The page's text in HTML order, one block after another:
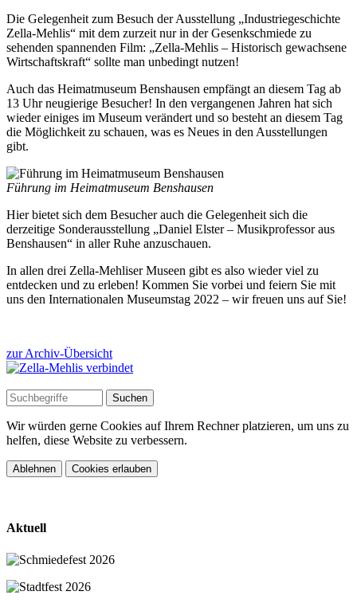
Die Gelegenheit zum Besuch der Ausstellung „Industriegeschichte
Zella-Mehlis“ mit dem zurzeit nur in der Gesenkschmiede zu
sehenden spannenden Film: „Zella-Mehlis – Historisch gewachsene
Wirtschaftskraft“ sollte man unbedingt nutzen!
Auch das Heimatmuseum Benshausen empfängt an diesem Tag ab
13 Uhr neugierige Besucher! In den vergangenen Jahren hat sich
wieder einiges im Museum verändert und so besteht an diesem Tag
die Möglichkeit zu schauen, was es Neues in den Ausstellungen
gibt.
Führung im Heimatmuseum Benshausen
Hier bietet sich dem Besucher auch die Gelegenheit sich die
derzeitige Sonderausstellung „Daniel Elster – Musikprofessor aus
Benshausen“ in aller Ruhe anzuschauen.
In allen drei Zella-Mehliser Museen gibt es also wieder viel zu
entdecken und zu erleben! Kommen Sie vorbei und feiern Sie mit
uns den Internationalen Museumstag 2022 – wir freuen uns auf Sie!
zur Archiv-Übersicht
Wir würden gerne Cookies auf Ihrem Rechner platzieren, um uns zu
helfen, diese Website zu verbessern.
Ablehnen Cookies erlauben
Aktuell